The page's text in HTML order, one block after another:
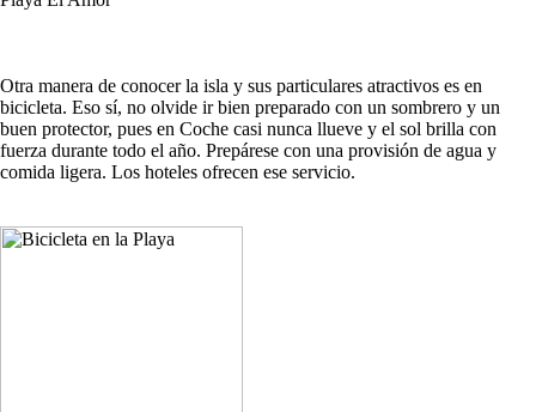
Otra manera de conocer la isla y sus particulares atractivos es en
bicicleta. Eso sí, no olvide ir bien preparado con un sombrero y un
buen protector, pues en Coche casi nunca llueve y el sol brilla con
fuerza durante todo el año. Prepárese con una provisión de agua y
comida ligera. Los hoteles ofrecen ese servicio.